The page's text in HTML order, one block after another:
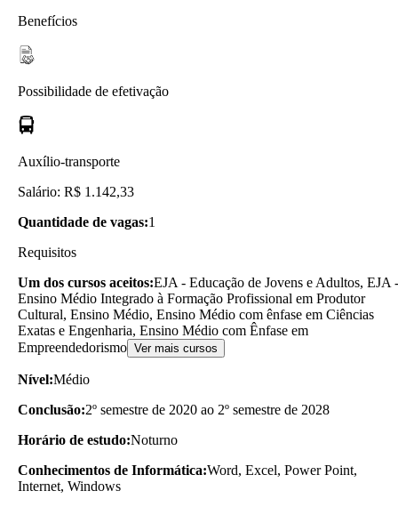
Benefícios
Possibilidade de efetivação
Auxílio-transporte
Salário: R$ 1.142,33
Quantidade de vagas:1
Requisitos
Um dos cursos aceitos:EJA - Educação de Jovens e Adultos, EJA -
Ensino Médio Integrado à Formação Profissional em Produtor
Cultural, Ensino Médio, Ensino Médio com ênfase em Ciências
Exatas e Engenharia, Ensino Médio com Ênfase em
Empreendedorismo Ver mais cursos
Nível:Médio
Conclusão:2º semestre de 2020 ao 2º semestre de 2028
Horário de estudo:Noturno
Conhecimentos de Informática:Word, Excel, Power Point,
Internet, Windows